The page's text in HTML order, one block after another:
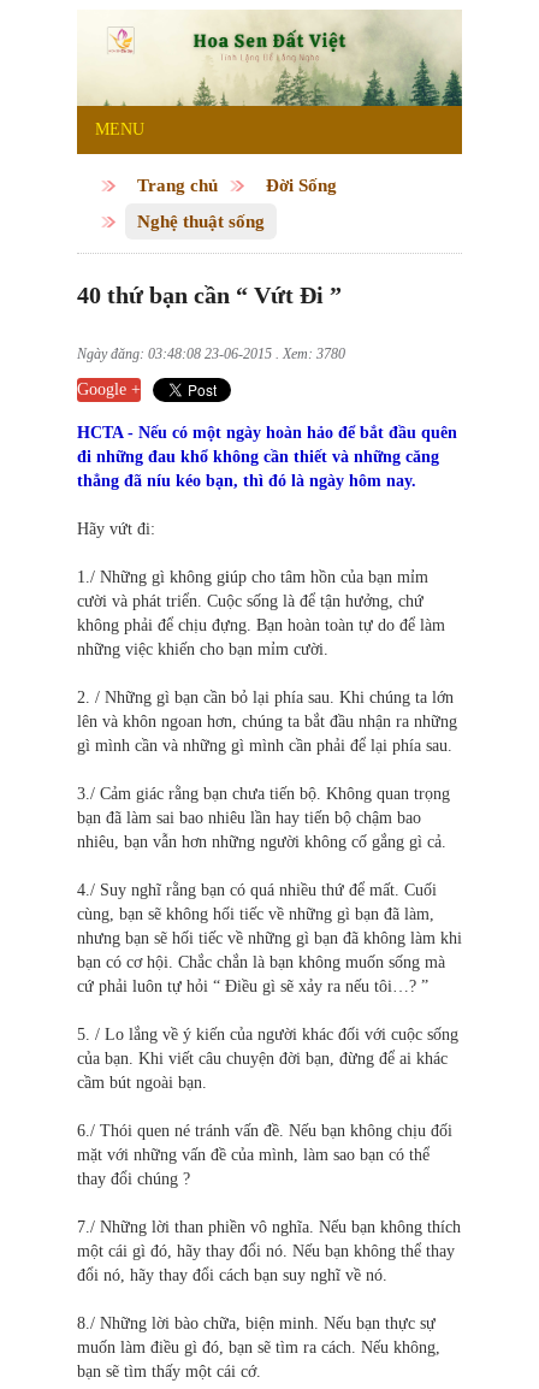
MENU
Trang chủ
Đời Sống
Nghệ thuật sống
40 thứ bạn cần “ Vứt Đi ”
Ngày đăng: 03:48:08 23-06-2015 . Xem: 3780
Google +
HCTA - Nếu có một ngày hoàn hảo để bắt đầu quên
đi những đau khổ không cần thiết và những căng
thẳng đã níu kéo bạn, thì đó là ngày hôm nay.
Hãy vứt đi:
1./ Những gì không giúp cho tâm hồn của bạn mỉm
cười và phát triển. Cuộc sống là để tận hưởng, chứ
không phải để chịu đựng. Bạn hoàn toàn tự do để làm
những việc khiến cho bạn mỉm cười.
2. / Những gì bạn cần bỏ lại phía sau. Khi chúng ta lớn
lên và khôn ngoan hơn, chúng ta bắt đầu nhận ra những
gì mình cần và những gì mình cần phải để lại phía sau.
3./ Cảm giác rằng bạn chưa tiến bộ. Không quan trọng
bạn đã làm sai bao nhiêu lần hay tiến bộ chậm bao
nhiêu, bạn vẫn hơn những người không cố gắng gì cả.
4./ Suy nghĩ rằng bạn có quá nhiều thứ để mất. Cuối
cùng, bạn sẽ không hối tiếc về những gì bạn đã làm,
nhưng bạn sẽ hối tiếc về những gì bạn đã không làm khi
bạn có cơ hội. Chắc chắn là bạn không muốn sống mà
cứ phải luôn tự hỏi “ Điều gì sẽ xảy ra nếu tôi…? ”
5. / Lo lắng về ý kiến của người khác đối với cuộc sống
của bạn. Khi viết câu chuyện đời bạn, đừng để ai khác
cầm bút ngoài bạn.
6./ Thói quen né tránh vấn đề. Nếu bạn không chịu đối
mặt với những vấn đề của mình, làm sao bạn có thể
thay đổi chúng ?
7./ Những lời than phiền vô nghĩa. Nếu bạn không thích
một cái gì đó, hãy thay đổi nó. Nếu bạn không thể thay
đổi nó, hãy thay đổi cách bạn suy nghĩ về nó.
8./ Những lời bào chữa, biện minh. Nếu bạn thực sự
muốn làm điều gì đó, bạn sẽ tìm ra cách. Nếu không,
bạn sẽ tìm thấy một cái cớ.